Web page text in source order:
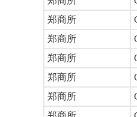
郑商所
郑商所
郑商所
郑商所
郑商所